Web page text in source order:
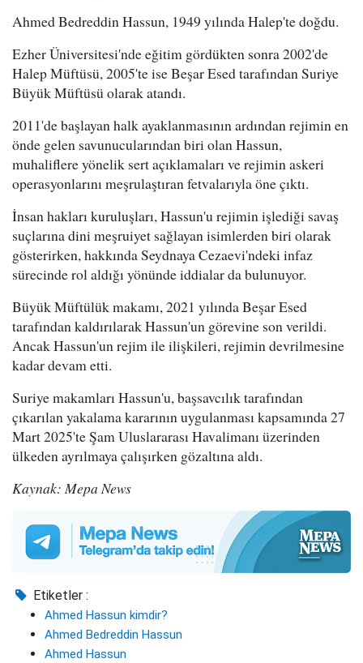
Ahmed Bedreddin Hassun, 1949 yılında Halep'te doğdu.
Ezher Üniversitesi'nde eğitim gördükten sonra 2002'de
Halep Müftüsü, 2005'te ise Beşar Esed tarafından Suriye
Büyük Müftüsü olarak atandı.
2011'de başlayan halk ayaklanmasının ardından rejimin en
önde gelen savunucularından biri olan Hassun,
muhaliflere yönelik sert açıklamaları ve rejimin askeri
operasyonlarını meşrulaştıran fetvalarıyla öne çıktı.
İnsan hakları kuruluşları, Hassun'u rejimin işlediği savaş
suçlarına dini meşruiyet sağlayan isimlerden biri olarak
gösterirken, hakkında Seydnaya Cezaevi'ndeki infaz
sürecinde rol aldığı yönünde iddialar da bulunuyor.
Büyük Müftülük makamı, 2021 yılında Beşar Esed
tarafından kaldırılarak Hassun'un görevine son verildi.
Ancak Hassun'un rejim ile ilişkileri, rejimin devrilmesine
kadar devam etti.
Suriye makamları Hassun'u, başsavcılık tarafından
çıkarılan yakalama kararının uygulanması kapsamında 27
Mart 2025'te Şam Uluslararası Havalimanı üzerinden
ülkeden ayrılmaya çalışırken gözaltına aldı.
Kaynak: Mepa News
Etiketler :
Ahmed Hassun kimdir?
Ahmed Bedreddin Hassun
Ahmed Hassun